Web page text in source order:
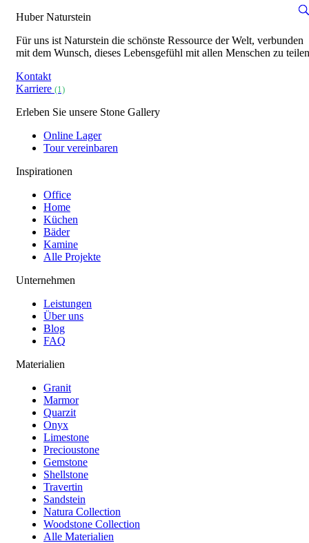
Huber Naturstein
Für uns ist Naturstein die schönste Ressource der Welt, verbunden
mit dem Wunsch, dieses Lebensgefühl mit allen Menschen zu
Kontakt
Karriere (1)
Erleben Sie unsere Stone Gallery
Online Lager
Tour vereinbaren
Inspirationen
Office
Home
Küchen
Bäder
Kamine
Alle Projekte
Unternehmen
Leistungen
Über uns
Blog
FAQ
Materialien
Granit
Marmor
Quarzit
Onyx
Limestone
Precioustone
Gemstone
Shellstone
Travertin
Sandstein
Natura Collection
Woodstone Collection
Alle Materialien